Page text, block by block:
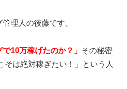
理人の後藤です。
で10万稼げたのか？」 その秘密
そは絶対稼ぎたい！」という人